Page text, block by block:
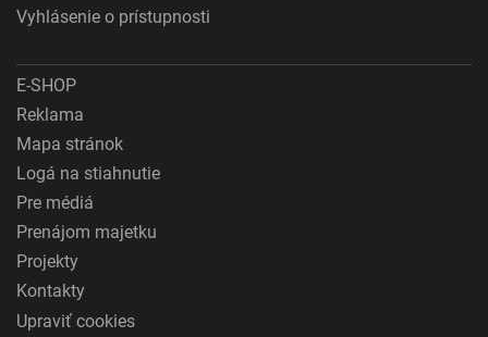
Vyhlásenie o prístupnosti
E-SHOP
Reklama
Mapa stránok
Logá na stiahnutie
Pre médiá
Prenájom majetku
Projekty
Kontakty
Upraviť cookies